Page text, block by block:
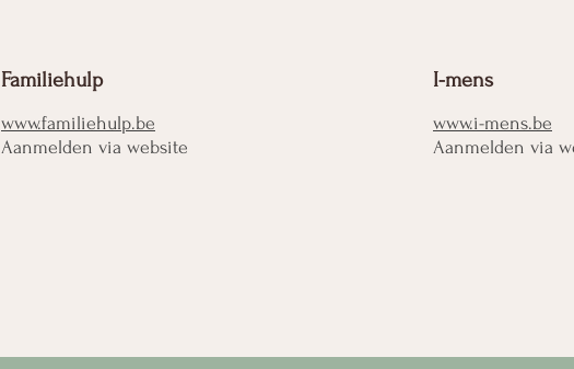
Familiehulp
www.familiehulp.be
Aanmelden via website
I-mens
www.i-mens.be
Aanmelden via